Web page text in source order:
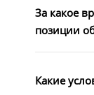
За какое
позиции
Какие